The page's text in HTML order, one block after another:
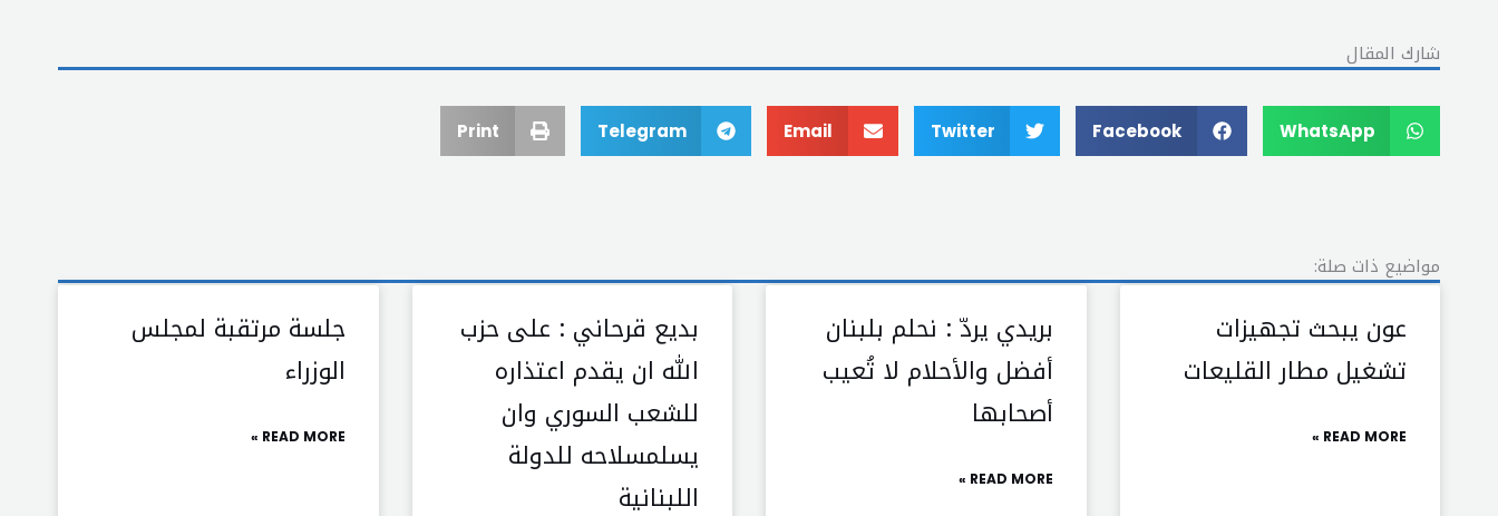
شارك المقال
WhatsApp
Facebook
Twitter
Email
Telegram
Print
مواضيع ذات صلة:
عون يبحث تجهيزات
تشغيل مطار القليعات
READ MORE »
بريدي يردّ : نحلم بلبنان
أفضل والأحلام لا تُعيب
أصحابها
READ MORE »
بديع قرحاني : على حزب
اللّٰه ان يقدم اعتذاره
للشعب السوري وان
يسلمسلاحه للدولة
اللبنانية
جلسة مرتقبة لمجلس
الوزراء
READ MORE »